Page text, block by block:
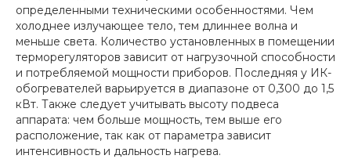
определенными техническими особенностями. Чем
холоднее излучающее тело, тем длиннее волна и
меньше света. Количество установленных в помещении
терморегуляторов зависит от нагрузочной способности
и потребляемой мощности приборов. Последняя у ИК-
обогревателей варьируется в диапазоне от 0,300 до 1,5
кВт. Также следует учитывать высоту подвеса
аппарата: чем больше мощность, тем выше его
расположение, так как от параметра зависит
интенсивность и дальность нагрева.